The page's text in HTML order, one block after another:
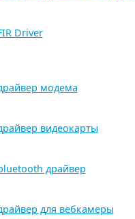
Driver
модема
видеокарты
драйвер
для вебкамеры